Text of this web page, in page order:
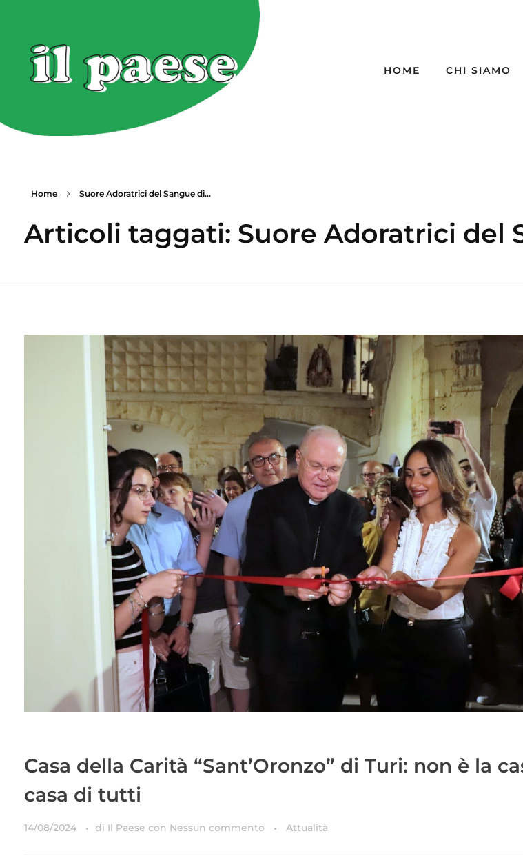
HOME CHI SIAMO
Home Suore Adoratrici del Sangue di...
Articoli taggati: Suore Adoratrici del
Casa della Carità “Sant’Oronzo” di Turi: non è la
casa di tutti
14/08/2024 di Il Paese con Nessun commento Attualità